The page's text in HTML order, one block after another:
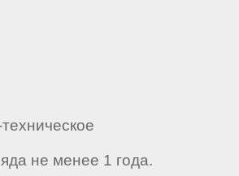
не менее 1 года.